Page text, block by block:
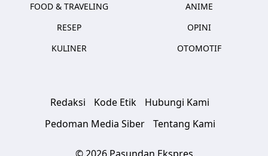
FOOD & TRAVELING
RESEP
KULINER
ANIME
OPINI
OTOMOTIF
Redaksi Kode Etik
Hubungi Kami
Pedoman Media Siber
Tentang Kami